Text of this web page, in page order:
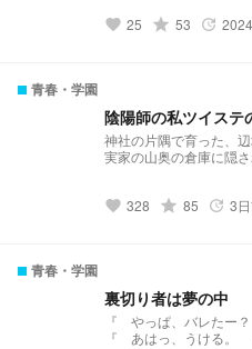
す？ この物語の依存先
favorite 25 grade 53 update
青春・学園
陰陽師の私ツイステ
神社の片隅で育った、
実家の山奥の倉庫に隠
世界とは異なる、 鏡の
*..☆.｡.:*✨
favorite 328 grade 85 update 3
青春・学園
裏切り者は夢の中
『 やっぱ、バレたー？ 』 「 .....はい。残念
『 あはっ、うける。 んじゃ、サクッとお願いね。